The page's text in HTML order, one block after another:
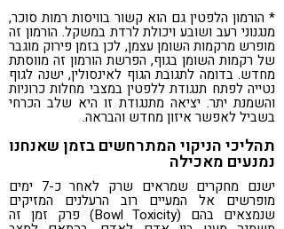
* הורמון הלפטין גם הוא קשור בוויסות רמות סוכר,
מנגנוני רעב ושובע ויכולת לרדת במשקל. הורמון זה
מופרש מרקמות השומן עצמן, לכן בזמן פירוק מוגבר
של רקמות השומן בגוף, הפרשת הורמון זה מווסתת
מחדש. בדומה לתגובת הגוף לאינסולין, ישנה לגוף
נטייה לפתח תנגודת ללפטין במצבי מחלות כרוניות
והשמנת יתר. יציאה מתנגודת זו היא שלב הכרחי
בשביל לאפשר איזון מחדש והבראה.
תהליכי הניקוי המתרחשים בזמן שאנחנו
נמנעים מאכילה
ישנם מחקרים שמראים שרק לאחר כ-7 ימים
מופרשים אל המעיים רוב הרעלנים המזיקים
שנמצאים בהם (Bowl Toxicity) פרק זמן זה